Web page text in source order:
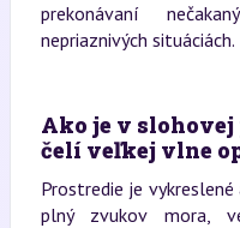
prekonávaní
nepriaznivých situáciách.
Ako je v
čelí veľkej vlne
Prostredie je
plný zvukov mora,